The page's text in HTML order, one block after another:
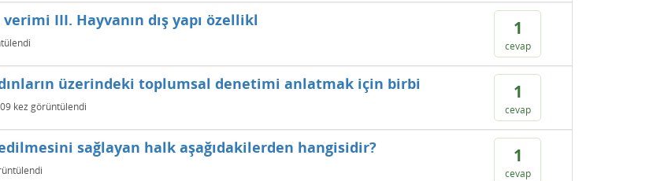
1
cevap
III. Hayvanın dış yapı özellikl
1
cevap
üzerindeki toplumsal denetimi anlatmak için birbi
kez görüntülendi
1
cevap
sağlayan halk aşağıdakilerden hangisidir?